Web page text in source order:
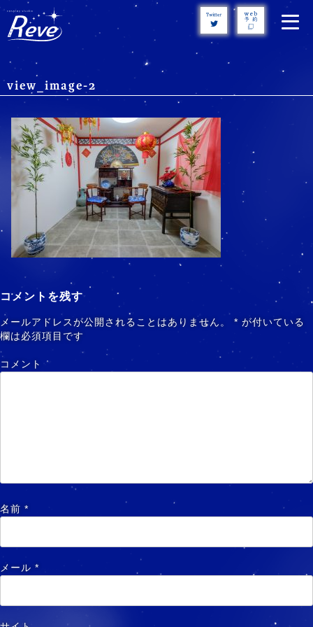
Skip
content
view_image-2
コメントを残す
メールアドレスが公開されることはありません。 * が付いている
欄は必須項目です
コメント
名前 *
メール *